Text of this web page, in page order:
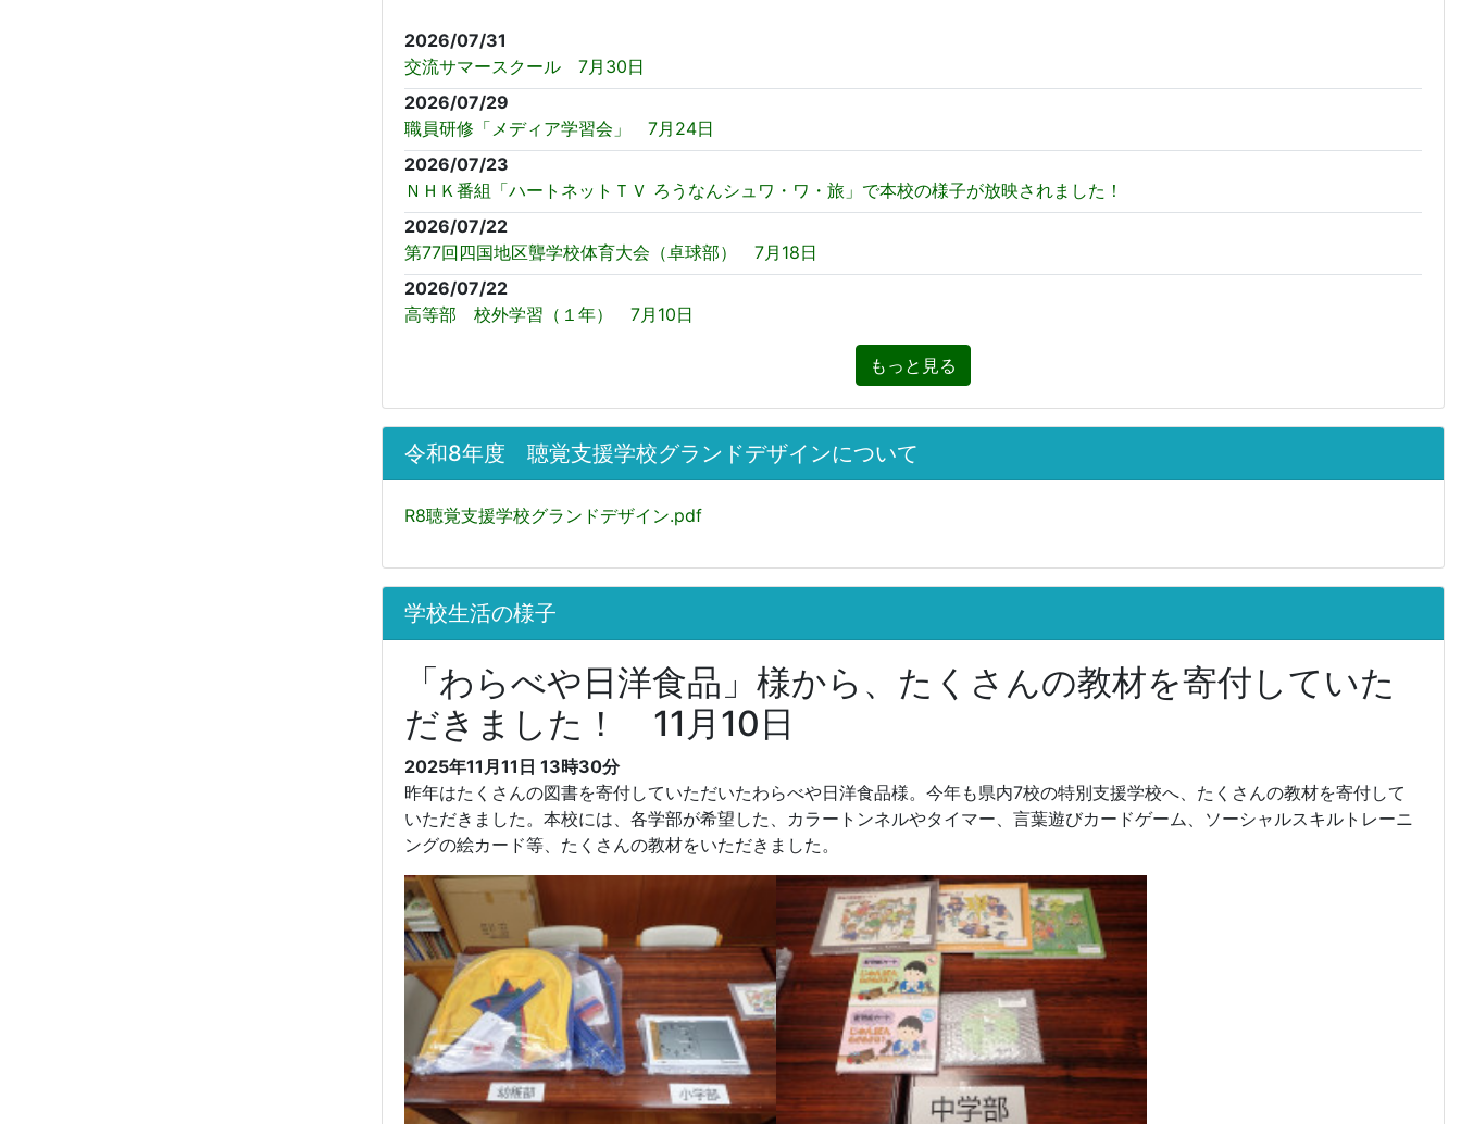
2026/07/31
交流サマースクール 7月30日
2026/07/29
職員研修「メディア学習会」 7月24日
2026/07/23
ＮＨＫ番組「ハートネットＴＶ ろうなんシュワ・ワ・旅」で本校の様子が放映されました！
2026/07/22
第77回四国地区聾学校体育大会（卓球部） 7月18日
2026/07/22
高等部 校外学習（１年） 7月10日
もっと見る
令和8年度 聴覚支援学校グランドデザインについて
R8聴覚支援学校グランドデザイン.pdf
学校生活の様子
「わらべや日洋食品」様から、たくさんの教材を寄付していた
だきました！ 11月10日
2025年11月11日 13時30分
昨年はたくさんの図書を寄付していただいたわらべや日洋食品様。今年も県内7校の特別支援学校へ、たくさんの教材を寄付して
いただきました。本校には、各学部が希望した、カラートンネルやタイマー、言葉遊びカードゲーム、ソーシャルスキルトレーニ
ングの絵カード等、たくさんの教材をいただきました。